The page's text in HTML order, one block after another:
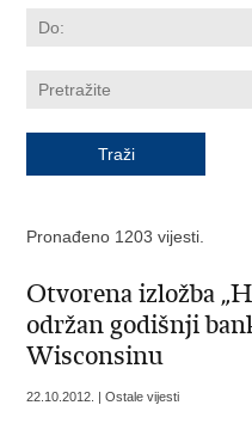
Pronađeno 1203 vijesti.
Otvorena izložba
održan godišnji
Wisconsinu
22.10.2012. | Ostale vijesti